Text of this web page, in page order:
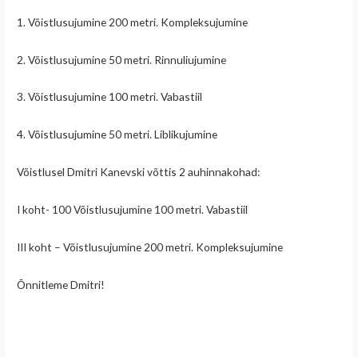
1. Võistlusujumine 200 metri. Kompleksujumine
2. Võistlusujumine 50 metri. Rinnuliujumine
3. Võistlusujumine 100 metri. Vabastiil
4. Võistlusujumine 50 metri. Liblikujumine
Võistlusel Dmitri Kanevski võttis 2 auhinnakohad:
I koht- 100 Võistlusujumine 100 metri. Vabastiil
III koht – Võistlusujumine 200 metri. Kompleksujumine
Õnnitleme Dmitri!